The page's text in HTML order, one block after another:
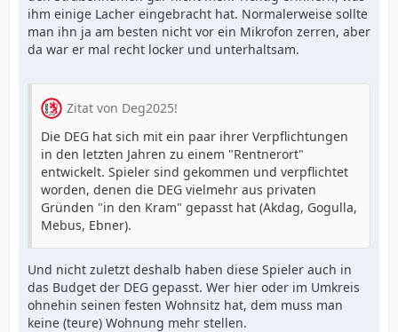
ihm einige Lacher eingebracht hat. Normalerweise sollte
man ihn ja am besten nicht vor ein Mikrofon zerren, aber
da war er mal recht locker und unterhaltsam.
Zitat von Deg2025!
Die DEG hat sich mit ein paar ihrer Verpflichtungen
in den letzten Jahren zu einem "Rentnerort"
entwickelt. Spieler sind gekommen und verpflichtet
worden, denen die DEG vielmehr aus privaten
Gründen "in den Kram" gepasst hat (Akdag, Gogulla,
Mebus, Ebner).
Und nicht zuletzt deshalb haben diese Spieler auch in
das Budget der DEG gepasst. Wer hier oder im Umkreis
ohnehin seinen festen Wohnsitz hat, dem muss man
keine (teure) Wohnung mehr stellen.